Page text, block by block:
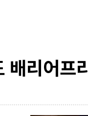
배리어프